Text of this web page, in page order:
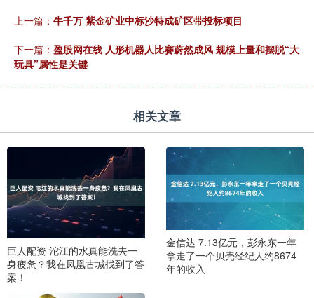
上一篇： 牛千万 紫金矿业中标沙特成矿区带投标项目
下一篇： 盈股网在线 人形机器人比赛蔚然成风 规模上量和摆脱“大
玩具”属性是关键
相关文章
巨人配资 沱江的水真能洗去一
身疲惫？我在凤凰古城找到了答
案！
金信达 7.13亿元，彭永东一年
拿走了一个贝壳经纪人约8674
年的收入